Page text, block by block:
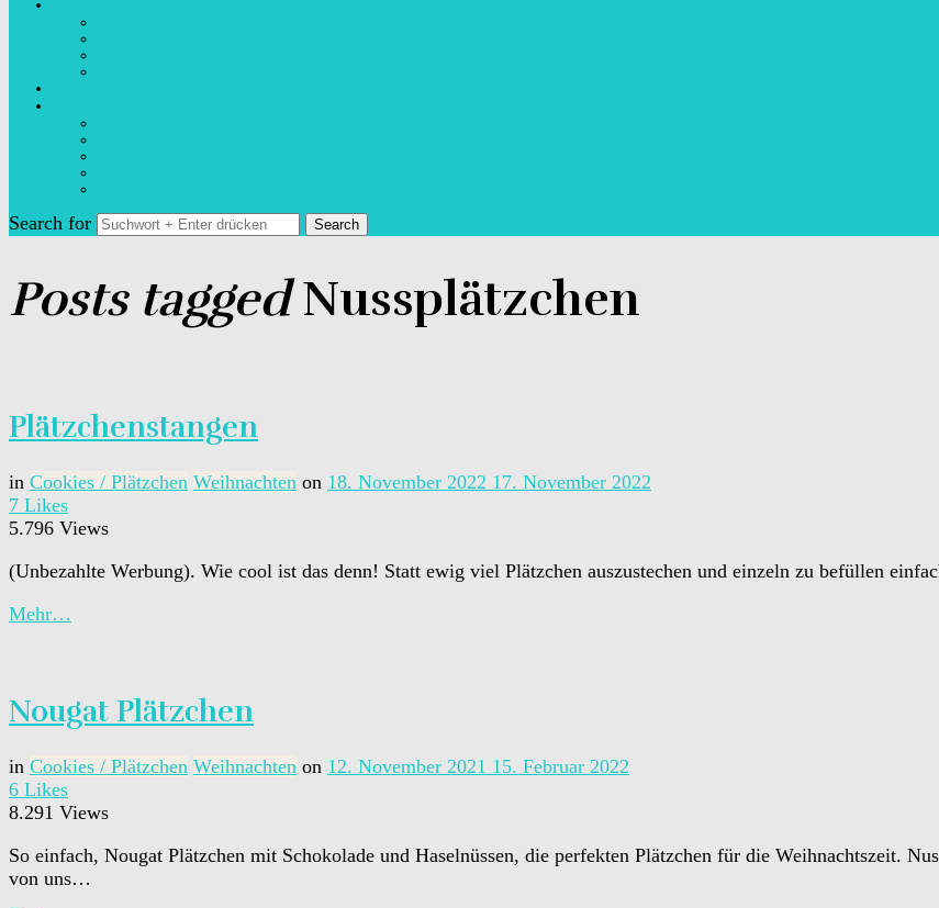
Search for
Posts tagged Nussplätzchen
Plätzchenstangen
in Cookies / Plätzchen Weihnachten on 18. November 2022 17. November 2022
7 Likes
5.796 Views
(Unbezahlte Werbung). Wie cool ist das denn! Statt ewig viel Plätzchen auszustechen und einzeln zu befüllen
Mehr…
Nougat Plätzchen
in Cookies / Plätzchen Weihnachten on 12. November 2021 15. Februar 2022
6 Likes
8.291 Views
So einfach, Nougat Plätzchen mit Schokolade und Haselnüssen, die perfekten Plätzchen für die Weihnachtszeit.
von uns…